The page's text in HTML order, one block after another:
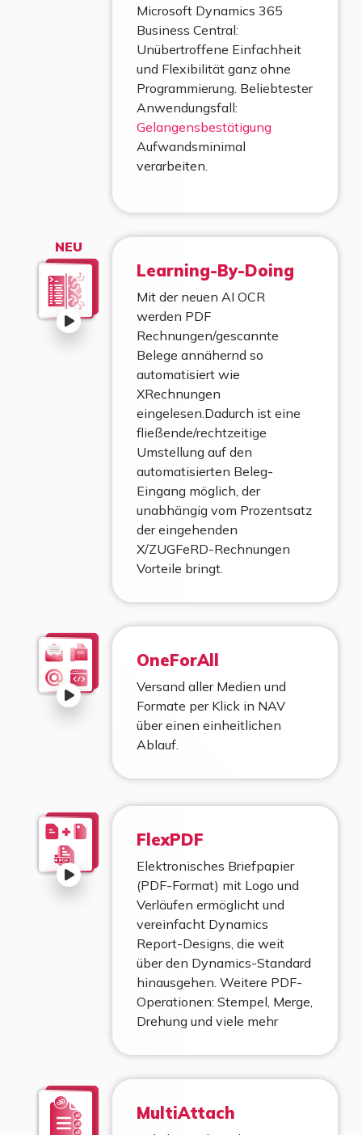
Microsoft Dynamics 365
Business Central:
Unübertroffene Einfachheit
und Flexibilität ganz ohne
Programmierung. Beliebtester
Anwendungsfall:
Gelangensbestätigung
Aufwandsminimal
verarbeiten.
NEU
Learning-By-Doing
Mit der neuen AI OCR
werden PDF
Rechnungen/gescannte
Belege annähernd so
automatisiert wie
XRechnungen
eingelesen.Dadurch ist eine
fließende/rechtzeitige
Umstellung auf den
automatisierten Beleg-
Eingang möglich, der
unabhängig vom Prozentsatz
der eingehenden
X/ZUGFeRD-Rechnungen
Vorteile bringt.
OneForAll
Versand aller Medien und
Formate per Klick in NAV
über einen einheitlichen
Ablauf.
FlexPDF
Elektronisches Briefpapier
(PDF-Format) mit Logo und
Verläufen ermöglicht und
vereinfacht Dynamics
Report-Designs, die weit
über den Dynamics-Standard
hinausgehen. Weitere PDF-
Operationen: Stempel, Merge,
Drehung und viele mehr
MultiAttach